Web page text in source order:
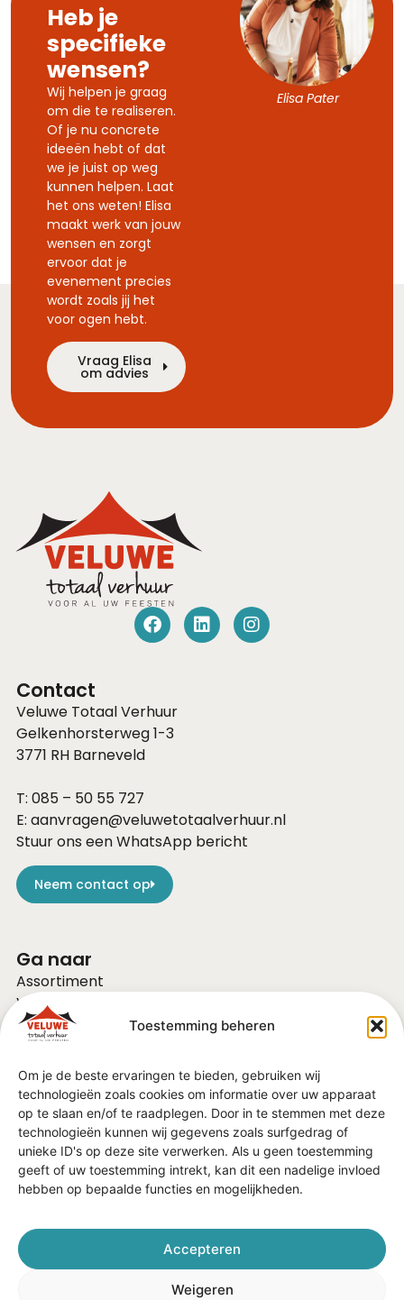
Toestemming beheren
Om je de beste ervaringen te bieden, gebruiken wij
technologieën zoals cookies om informatie over uw apparaat
op te slaan en/of te raadplegen. Door in te stemmen met deze
technologieën kunnen wij gegevens zoals surfgedrag of
unieke ID's op deze site verwerken. Als u geen toestemming
geeft of uw toestemming intrekt, kan dit een nadelige invloed
hebben op bepaalde functies en mogelijkheden.
Accepteren
Weigeren
Elisa Pater
Heb je
specifieke
wensen?
Wij helpen je graag
om die te realiseren.
Of je nu concrete
ideeën hebt of dat
we je juist op weg
kunnen helpen. Laat
het ons weten! Elisa
maakt werk van jouw
wensen en zorgt
ervoor dat je
evenement precies
wordt zoals jij het
voor ogen hebt.
Vraag Elisa
om advies
Contact
Veluwe Totaal Verhuur
Gelkenhorsterweg 1-3
3771 RH Barneveld
T: 085 – 50 55 727
E: aanvragen@veluwetotaalverhuur.nl
Stuur ons een WhatsApp bericht
Neem contact op
Ga naar
Assortiment
Voor bedrijven
Over ons
Vacatures
FAQ
Contact
Vraag of advies?
Algemene Voorwaarden
In de regio
Ede
Veenendaal
Nijkerk